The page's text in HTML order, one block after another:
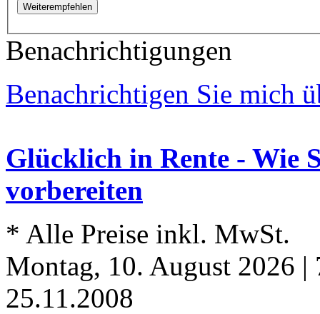
Weiterempfehlen
Benachrichtigungen
Benachrichtigen Sie mich
Glücklich in Rente - Wie
vorbereiten
* Alle Preise inkl. MwSt.
Montag, 10. August 2026
25.11.2008